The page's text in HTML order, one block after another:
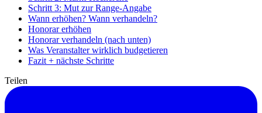
Schritt 3: Mut zur Range-Angabe
Wann erhöhen? Wann verhandeln?
Honorar erhöhen
Honorar verhandeln (nach unten)
Was Veranstalter wirklich budgetieren
Fazit + nächste Schritte
Teilen